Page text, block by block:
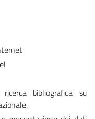
bibliografica su